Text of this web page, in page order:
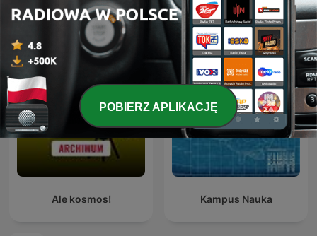
Forschung aktuell Entiende Tu Mente
Ale kosmos! Kampus Nauka
POBIERZ APLIKACJĘ